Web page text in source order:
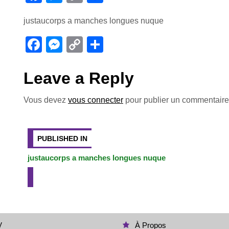
c
e
o
o
ss
e
g
p
y
n
ta
justaucorps a manches longues nuque
F
c
e
o
o
k
M
ss
e
n
g
er
C
p
y
Li
n
k
ta
g
er
Leave a Reply
Vous devez vous connecter pour publier un
Navigation
de
l’article
PUBLISHED IN
justaucorps a manches longues nuque
À Propos